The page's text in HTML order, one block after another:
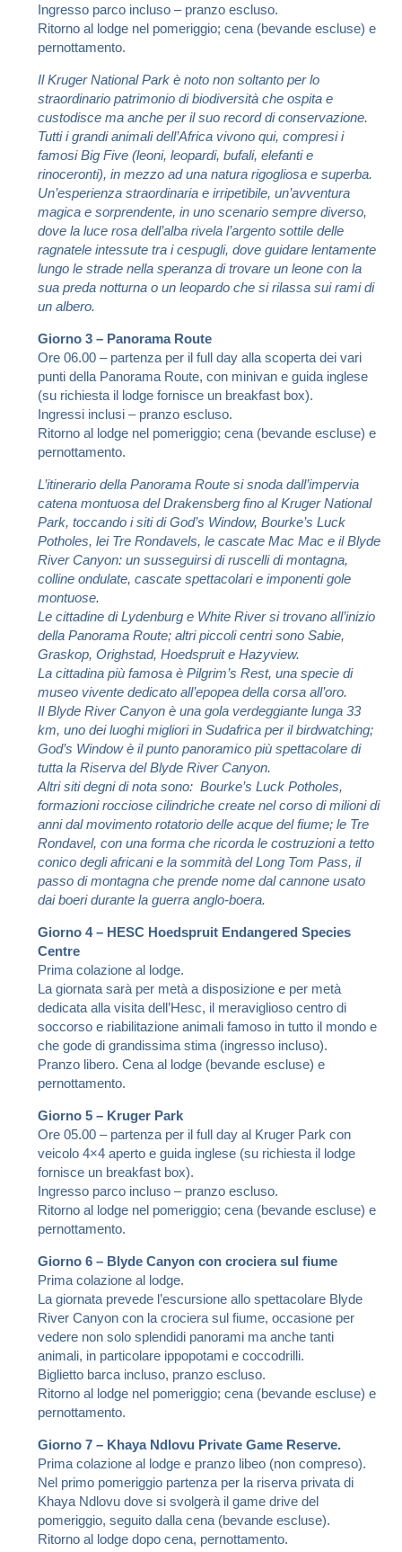
Ingresso parco incluso – pranzo escluso.
Ritorno al lodge nel pomeriggio; cena (bevande escluse) e
pernottamento.
Il Kruger National Park è noto non soltanto per lo
straordinario patrimonio di biodiversità che ospita e
custodisce ma anche per il suo record di conservazione.
Tutti i grandi animali dell’Africa vivono qui, compresi i
famosi Big Five (leoni, leopardi, bufali, elefanti e
rinoceronti), in mezzo ad una natura rigogliosa e superba.
Un’esperienza straordinaria e irripetibile, un’avventura
magica e sorprendente, in uno scenario sempre diverso,
dove la luce rosa dell’alba rivela l’argento sottile delle
ragnatele intessute tra i cespugli, dove guidare lentamente
lungo le strade nella speranza di trovare un leone con la
sua preda notturna o un leopardo che si rilassa sui rami di
un albero.
Giorno 3 – Panorama Route
Ore 06.00 – partenza per il full day alla scoperta dei vari
punti della Panorama Route, con minivan e guida inglese
(su richiesta il lodge fornisce un breakfast box).
Ingressi inclusi – pranzo escluso.
Ritorno al lodge nel pomeriggio; cena (bevande escluse) e
pernottamento.
L’itinerario della Panorama Route si snoda dall’impervia
catena montuosa del Drakensberg fino al Kruger National
Park, toccando i siti di God’s Window, Bourke’s Luck
Potholes, lei Tre Rondavels, le cascate Mac Mac e il Blyde
River Canyon: un susseguirsi di ruscelli di montagna,
colline ondulate, cascate spettacolari e imponenti gole
montuose.
Le cittadine di Lydenburg e White River si trovano all’inizio
della Panorama Route; altri piccoli centri sono Sabie,
Graskop, Orighstad, Hoedspruit e Hazyview.
La cittadina più famosa è Pilgrim’s Rest, una specie di
museo vivente dedicato all’epopea della corsa all’oro.
Il Blyde River Canyon è una gola verdeggiante lunga 33
km, uno dei luoghi migliori in Sudafrica per il birdwatching;
God’s Window è il punto panoramico più spettacolare di
tutta la Riserva del Blyde River Canyon.
Altri siti degni di nota sono: Bourke’s Luck Potholes,
formazioni rocciose cilindriche create nel corso di milioni di
anni dal movimento rotatorio delle acque del fiume; le Tre
Rondavel, con una forma che ricorda le costruzioni a tetto
conico degli africani e la sommità del Long Tom Pass, il
passo di montagna che prende nome dal cannone usato
dai boeri durante la guerra anglo-boera.
Giorno 4 – HESC Hoedspruit Endangered Species
Centre
Prima colazione al lodge.
La giornata sarà per metà a disposizione e per metà
dedicata alla visita dell’Hesc, il meraviglioso centro di
soccorso e riabilitazione animali famoso in tutto il mondo e
che gode di grandissima stima (ingresso incluso).
Pranzo libero. Cena al lodge (bevande escluse) e
pernottamento.
Giorno 5 – Kruger Park
Ore 05.00 – partenza per il full day al Kruger Park con
veicolo 4×4 aperto e guida inglese (su richiesta il lodge
fornisce un breakfast box).
Ingresso parco incluso – pranzo escluso.
Ritorno al lodge nel pomeriggio; cena (bevande escluse) e
pernottamento.
Giorno 6 – Blyde Canyon con crociera sul fiume
Prima colazione al lodge.
La giornata prevede l’escursione allo spettacolare Blyde
River Canyon con la crociera sul fiume, occasione per
vedere non solo splendidi panorami ma anche tanti
animali, in particolare ippopotami e coccodrilli.
Biglietto barca incluso, pranzo escluso.
Ritorno al lodge nel pomeriggio; cena (bevande escluse) e
pernottamento.
Giorno 7 – Khaya Ndlovu Private Game Reserve.
Prima colazione al lodge e pranzo libeo (non compreso).
Nel primo pomeriggio partenza per la riserva privata di
Khaya Ndlovu dove si svolgerà il game drive del
pomeriggio, seguito dalla cena (bevande escluse).
Ritorno al lodge dopo cena, pernottamento.